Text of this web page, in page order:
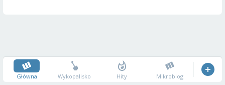
Główna Wykopalisko Hity Mikroblog